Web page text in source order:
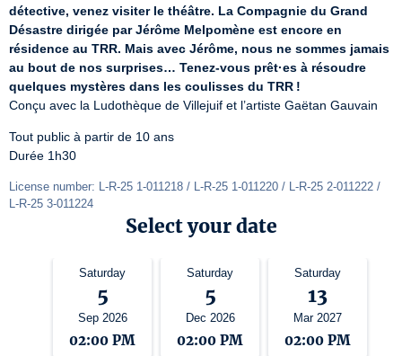
détective, venez visiter le théâtre. La Compagnie du Grand
Désastre dirigée par Jérôme Melpomène est encore en
résidence au TRR. Mais avec Jérôme, nous ne sommes jamais
au bout de nos surprises… Tenez-vous prêt·es à résoudre
quelques mystères dans les coulisses du TRR !
Conçu avec la Ludothèque de Villejuif et l’artiste Gaëtan Gauvain
Tout public à partir de 10 ans
Durée 1h30
License number: L-R-25 1-011218 / L-R-25 1-011220 / L-R-25 2-011222 /
L-R-25 3-011224
Select your date
Saturday
5
Sep 2026
02:00 PM
Saturday
5
Dec 2026
02:00 PM
Saturday
13
Mar 2027
02:00 PM